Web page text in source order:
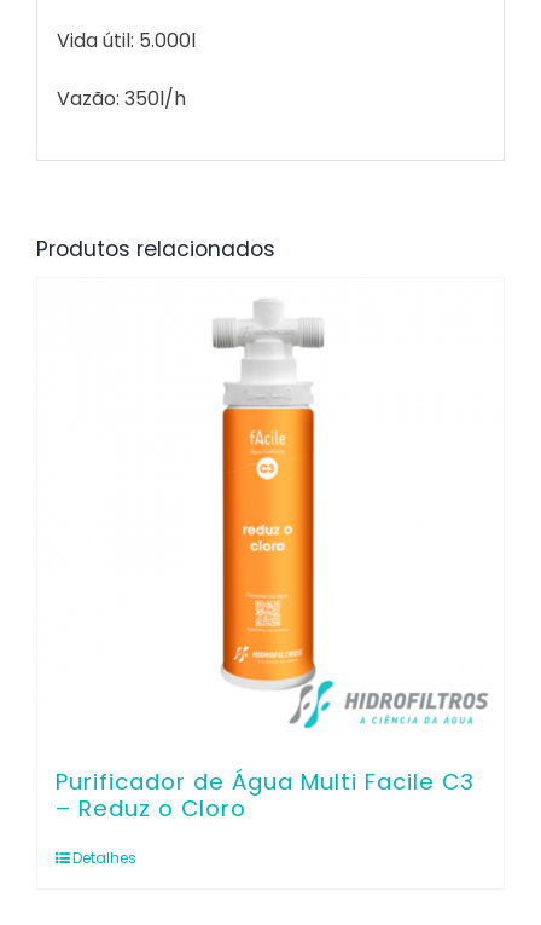
Vida útil: 5.000l
Vazão: 350l/h
Produtos relacionados
Purificador de Água Multi Facile C3
– Reduz o Cloro
Detalhes